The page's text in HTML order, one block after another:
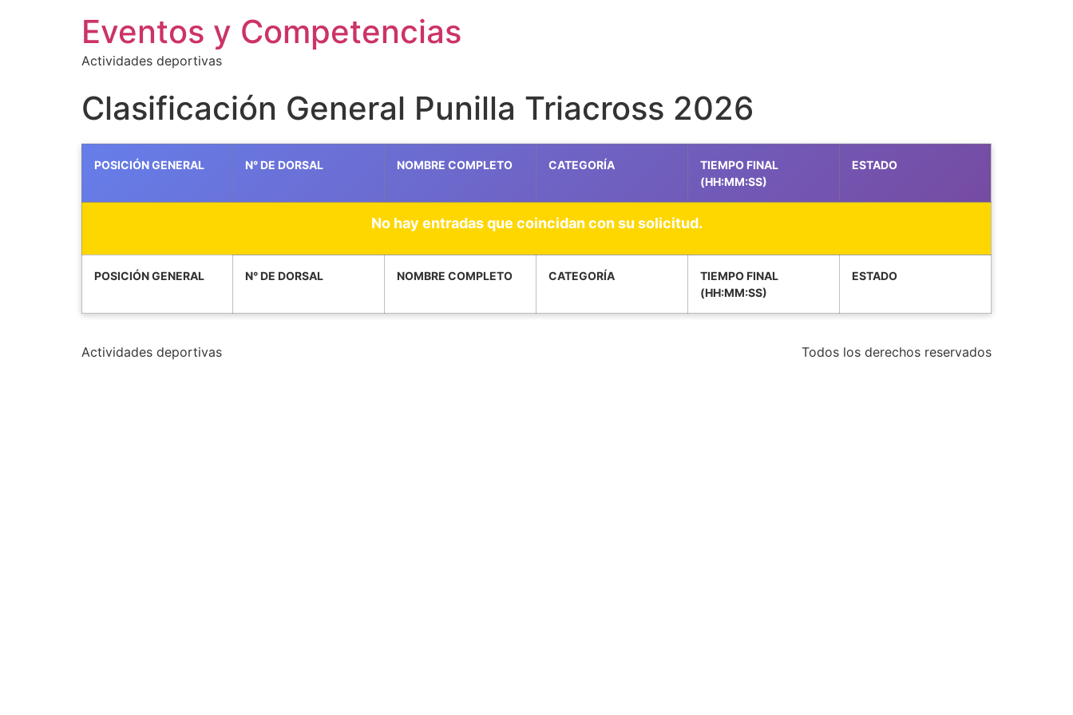
Eventos y Competencias
Actividades deportivas
Clasificación General Punilla Triacross 2026
POSICIÓN GENERAL N° DE DORSAL NOMBRE COMPLETO CATEGORÍA
TIEMPO FINAL
(HH:MM:SS)
ESTADO
No hay entradas que coincidan con su solicitud.
POSICIÓN GENERAL N° DE DORSAL NOMBRE COMPLETO CATEGORÍA
TIEMPO FINAL
(HH:MM:SS)
ESTADO
Actividades deportivas Todos los derechos reservados